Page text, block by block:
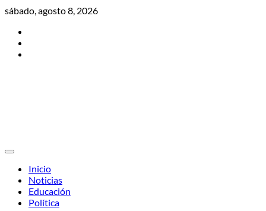
Skip
content
sábado, agosto 8, 2026
Inicio
Noticias
Educación
Política